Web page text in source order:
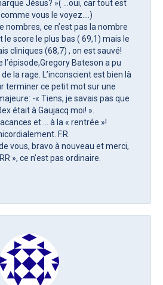
Jésus? »( …oui, car tout est
vous le voyez….)
nombres, ce n’est pas la nombre
le score le plus bas ( 69,1) mais le
cliniques (68,7) , on est sauvé!
l’épisode,Gregory Bateson a pu
la rage. L’inconscient est bien là
terminer ce petit mot sur une
-« Tiens, je savais pas que
était à Gaujacq moi! ».
et … à la « rentrée »!
F.R.
de vous, bravo à nouveau et merci,
», ce n’est pas ordinaire.